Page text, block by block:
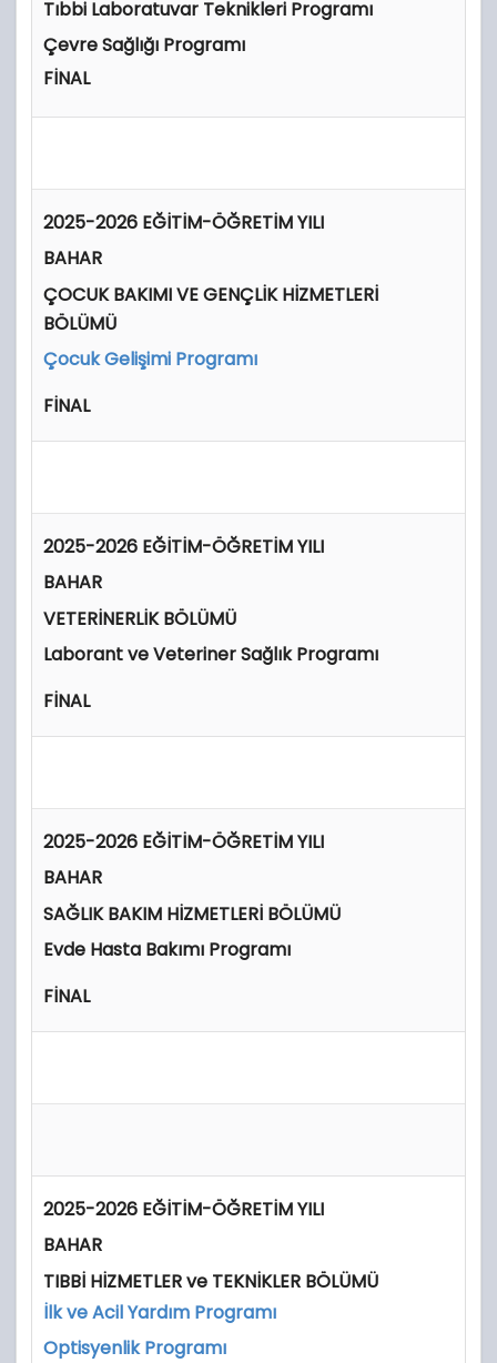
Tıbbi Laboratuvar Teknikleri Programı
Çevre Sağlığı Programı
FİNAL
2025-2026 EĞİTİM-ÖĞRETİM YILI
BAHAR
ÇOCUK BAKIMI VE GENÇLİK HİZMETLERİ
BÖLÜMÜ
Çocuk Gelişimi Programı
FİNAL
2025-2026 EĞİTİM-ÖĞRETİM YILI
BAHAR
VETERİNERLİK BÖLÜMÜ
Laborant ve Veteriner Sağlık Programı
FİNAL
2025-2026 EĞİTİM-ÖĞRETİM YILI
BAHAR
SAĞLIK BAKIM HİZMETLERİ BÖLÜMÜ
Evde Hasta Bakımı Programı
FİNAL
2025-2026 EĞİTİM-ÖĞRETİM YILI
BAHAR
TIBBİ HİZMETLER ve TEKNİKLER BÖLÜMÜ
İlk ve Acil Yardım Programı
Optisyenlik Programı